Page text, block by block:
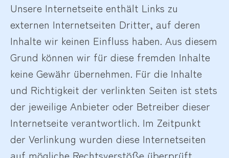
Unsere Internetseite enthält Links zu
externen Internetseiten Dritter, auf deren
Inhalte wir keinen Einfluss haben. Aus diesem
Grund können wir für diese fremden Inhalte
keine Gewähr übernehmen. Für die Inhalte
und Richtigkeit der verlinkten Seiten ist stets
der jeweilige Anbieter oder Betreiber dieser
Internetseite verantwortlich. Im Zeitpunkt
der Verlinkung wurden diese Internetseiten